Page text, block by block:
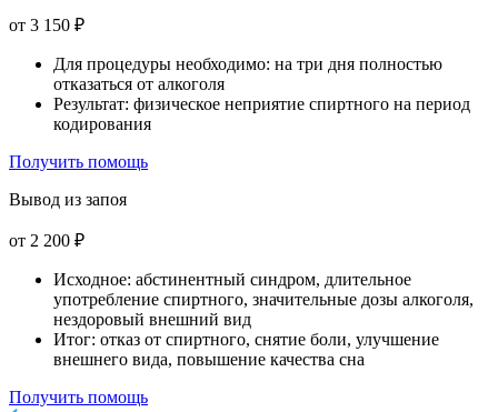
от 3 150 ₽
Для процедуры необходимо: на три дня полностью
отказаться от алкоголя
Результат: физическое неприятие спиртного на период
кодирования
Получить помощь
Вывод из запоя
от 2 200 ₽
Исходное: абстинентный синдром, длительное
употребление спиртного, значительные дозы алкоголя,
нездоровый внешний вид
Итог: отказ от спиртного, снятие боли, улучшение
внешнего вида, повышение качества сна
Получить помощь